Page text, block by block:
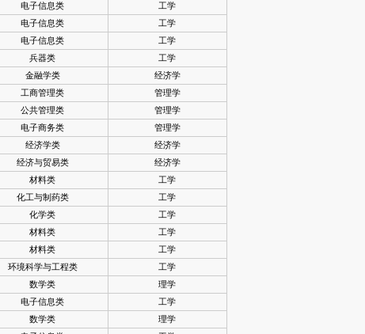
电子信息类
工学
电子信息类
工学
电子信息类
工学
兵器类
工学
金融学类
经济学
工商管理类
管理学
公共管理类
管理学
电子商务类
管理学
经济学类
经济学
经济与贸易类
经济学
材料类
工学
化工与制药类
工学
化学类
工学
材料类
工学
材料类
工学
环境科学与工程类
工学
数学类
理学
电子信息类
工学
数学类
理学